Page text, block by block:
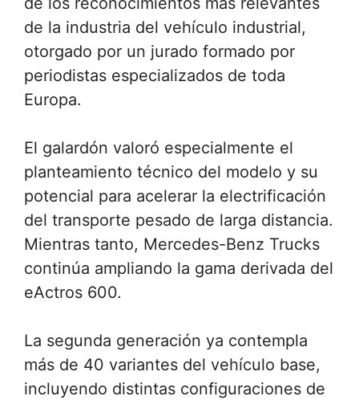
de la industria del vehículo industrial,
otorgado por un jurado formado por
periodistas especializados de toda
Europa.
El galardón valoró especialmente el
planteamiento técnico del modelo y su
potencial para acelerar la electrificación
del transporte pesado de larga distancia.
Mientras tanto, Mercedes-Benz Trucks
continúa ampliando la gama derivada del
eActros 600.
La segunda generación ya contempla
más de 40 variantes del vehículo base,
incluyendo distintas configuraciones de